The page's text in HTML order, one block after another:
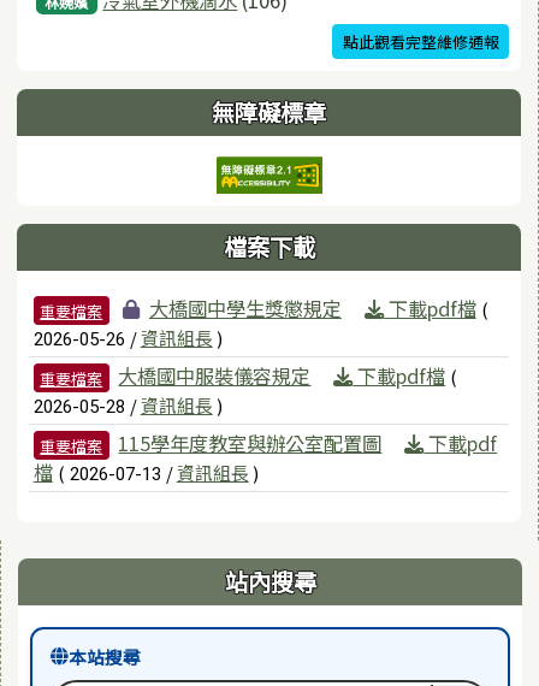
點此觀看完整維修通報
無障礙標章
檔案下載
檔案列表
重要檔案 大橋國中學生獎懲規定 下載pdf檔 (
2026-05-26 /資訊組長 )
重要檔案 大橋國中服裝儀容規定 下載pdf檔 (
2026-05-28 /資訊組長 )
重要檔案 115學年度教室與辦公室配置圖
下載pdf
檔 ( 2026-07-13 /資訊組長 )
右邊區域內容 站內搜尋
本站搜尋